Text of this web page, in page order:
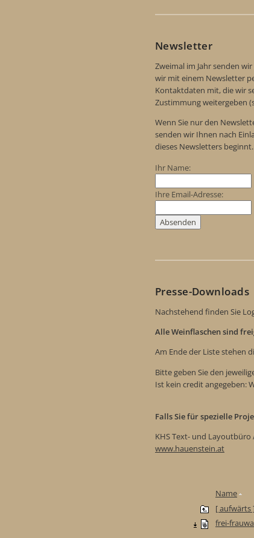
Newsletter
Zweimal im Jahr senden
wir mit einem Newsletter
Kontaktdaten mit, die wir
Zustimmung weitergeben
Wenn Sie nur den
senden wir Ihnen nach
dieses Newsletters beginnt.
Ihr Name:
Ihre Email-Adresse:
Presse-Downloads
Nachstehend finden Sie
Alle Weinflaschen sind
Am Ende der Liste stehen
Bitte geben Sie den
Ist kein credit angegeben:
Falls Sie für spezielle
KHS Text- und
www.hauenstein.at
Name
[ aufwärts
frei-